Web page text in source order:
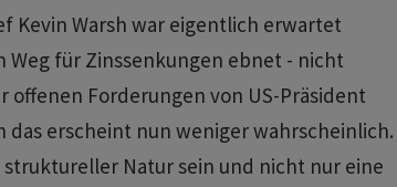
Kevin Warsh war eigentlich erwartet
Weg für Zinssenkungen ‌ebnet - nicht
offenen Forderungen von US-Präsident
das erscheint nun weniger wahrscheinlich.
Natur sein und nicht nur eine